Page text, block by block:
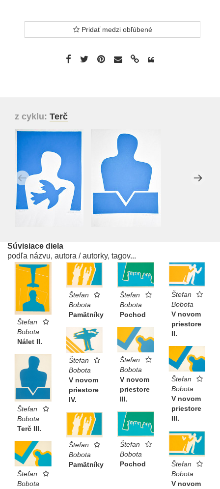
Pridať medzi obľúbené
z cyklu: Terč
Súvisiace diela
podľa názvu, autora / autorky, tagov...
Štefan
Bobota
Nálet II.
Štefan
Bobota
Pamätníky
Štefan
Bobota
Pochod
Štefan
Bobota
V novom
priestore
II.
Štefan
Bobota
V novom
priestore
III.
Štefan
Bobota
V novom
priestore
IV.
Štefan
Bobota
V novom
priestore
III.
Štefan
Bobota
Terč III.
Štefan
Bobota
Pochod
Štefan
Bobota
Pamätníky
Štefan
Bobota
V novom
Štefan
Bobota